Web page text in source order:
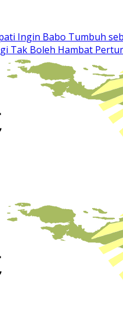
Ingin Babo Tumbuh
Tak Boleh Hambat